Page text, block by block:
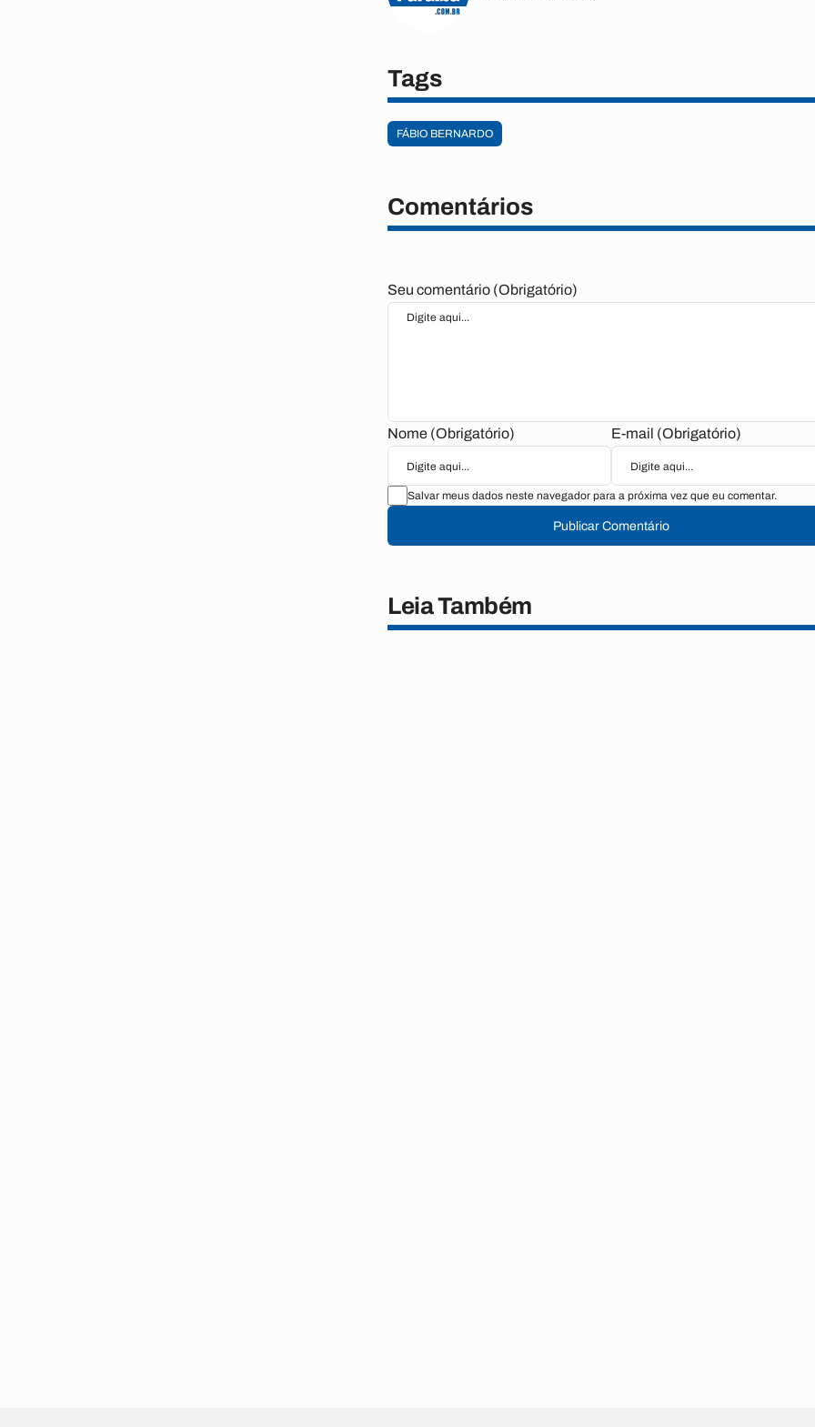
Tags
FÁBIO BERNARDO
Comentários
Seu comentário (Obrigatório)
Nome (Obrigatório) E-mail (Obrigatório)
Salvar meus dados neste navegador para a próxima vez que eu comentar.
Publicar Comentário
Leia Também